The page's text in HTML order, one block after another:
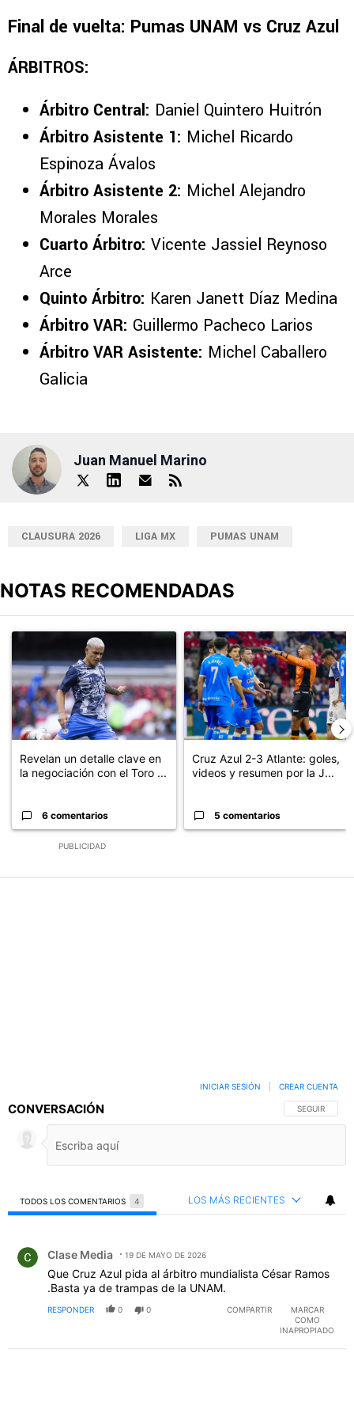
Final de vuelta: Pumas UNAM vs Cruz Azul
ÁRBITROS:
Árbitro Central: Daniel Quintero Huitrón
Árbitro Asistente 1: Michel Ricardo
Espinoza Ávalos
Árbitro Asistente 2: Michel Alejandro
Morales Morales
Cuarto Árbitro: Vicente Jassiel Reynoso
Arce
Quinto Árbitro: Karen Janett Díaz Medina
Árbitro VAR: Guillermo Pacheco Larios
Árbitro VAR Asistente: Michel Caballero
Galicia
Juan Manuel Marino
CLAUSURA 2026 LIGA MX PUMAS UNAM
NOTAS RECOMENDADAS
PUBLICIDAD
Un artículo de tendencia con el título "Revelan un detalle clave
Revelan un detalle clave en
la negociación con el Toro ...
6 comentarios
Un artículo de tendencia con el
Cruz Azul 2-3 Atlante: goles,
videos y resumen por la J...
5 comentarios
CONVERSACIÓN SIGA ESTA
SEGUIR
INICIAR SESIÓN CREAR CUENTA
TODOS LOS COMENTARIOS 4 LOS MÁS RECIENTES
Clase Media 19 DE MAYO DE 2026
Que Cruz Azul pida al árbitro mundialista César Ramos
.Basta ya de trampas de la UNAM.
RESPONDER 0 0 COMPARTIR
MARCAR
COMO
INAPROPIADO